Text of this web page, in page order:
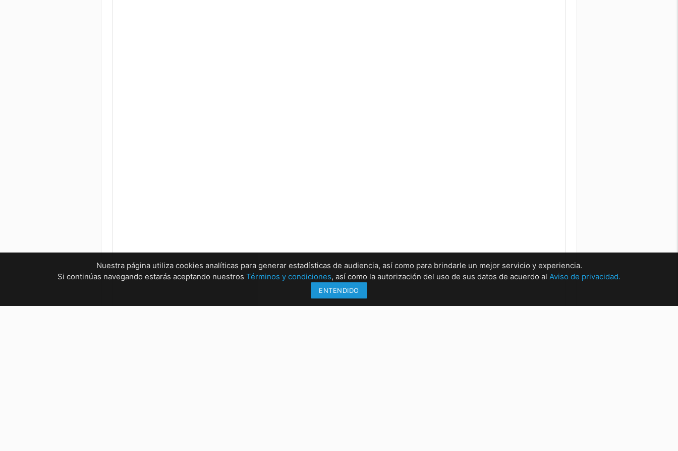
Nuestra página utiliza cookies analíticas para generar estadísticas de audiencia, así como para brindarle un mejor servicio y experiencia.
Si continúas navegando estarás aceptando nuestros Términos y condiciones, así como la autorización del uso de sus datos de acuerdo al Aviso de privacidad.
ENTENDIDO